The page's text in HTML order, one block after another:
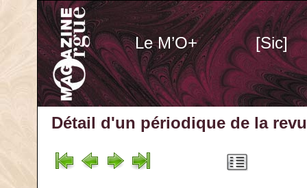
Le M’O+ [Sic]
Détail d'un périodique de la